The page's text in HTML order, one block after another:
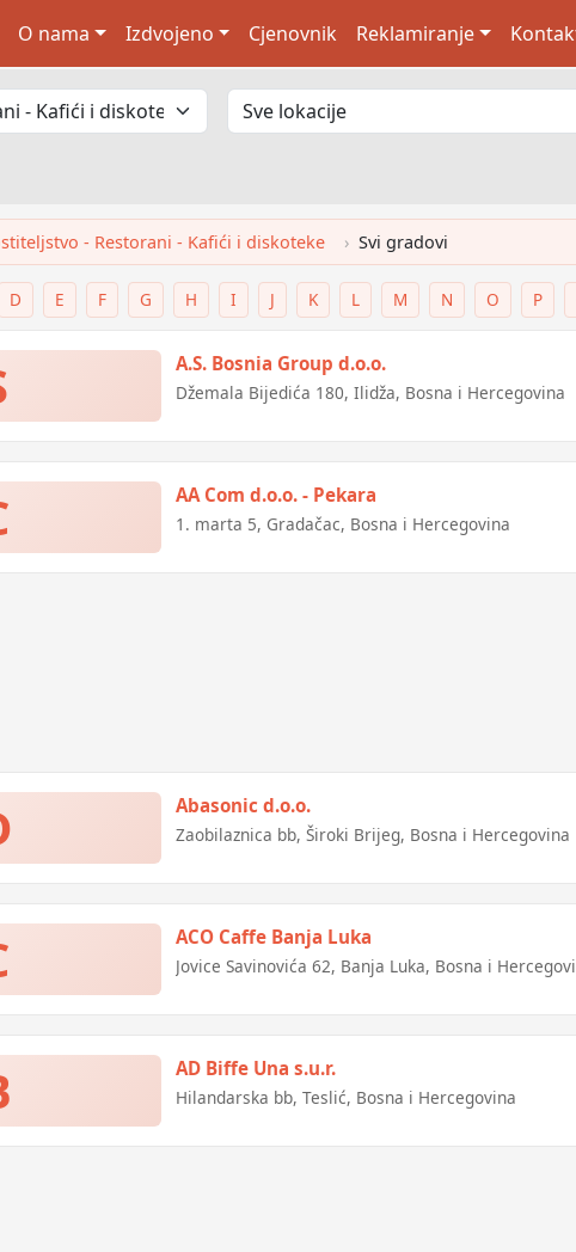
O nama Izdvojeno Cjenovnik Reklamiranje
- Restorani - Kafići i diskoteke Svi gradovi
D E F G H I J K L M N O P
A.S. Bosnia Group d.o.o.
Džemala Bijedića 180, Ilidža, Bosna i Hercegovina
AA Com d.o.o. - Pekara
1. marta 5, Gradačac, Bosna i Hercegovina
Abasonic d.o.o.
Zaobilaznica bb, Široki Brijeg, Bosna i Hercegovina
ACO Caffe Banja Luka
Jovice Savinovića 62, Banja Luka, Bosna i
AD Biffe Una s.u.r.
Hilandarska bb, Teslić, Bosna i Hercegovina